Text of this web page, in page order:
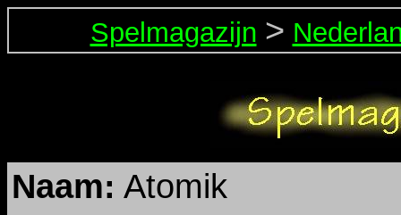
Spelmagazijn >
Naam: Atomik